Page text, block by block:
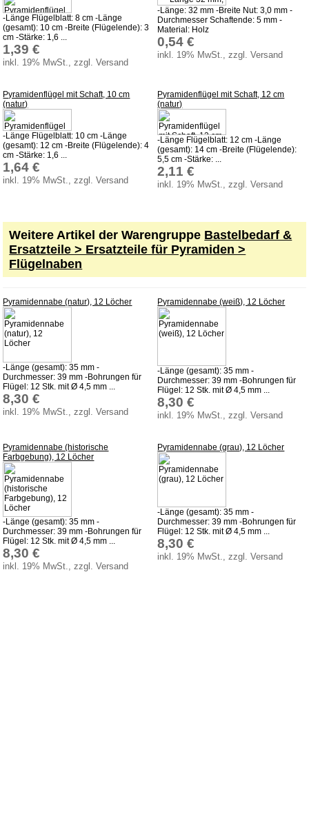
-Länge Flügelblatt: 8 cm -Länge
(gesamt): 10 cm -Breite (Flügelende): 3
cm -Stärke: 1,6 ...
1,39 €
inkl. 19% MwSt., zzgl. Versand
-Länge: 32 mm -Breite Nut: 3,0 mm -
Durchmesser Schaftende: 5 mm -
Material: Holz
0,54 €
inkl. 19% MwSt., zzgl. Versand
Pyramidenflügel mit Schaft, 10 cm
(natur)
-Länge Flügelblatt: 10 cm -Länge
(gesamt): 12 cm -Breite (Flügelende): 4
cm -Stärke: 1,6 ...
1,64 €
inkl. 19% MwSt., zzgl. Versand
Pyramidenflügel mit Schaft, 12 cm
(natur)
-Länge Flügelblatt: 12 cm -Länge
(gesamt): 14 cm -Breite (Flügelende):
5,5 cm -Stärke: ...
2,11 €
inkl. 19% MwSt., zzgl. Versand
Weitere Artikel der Warengruppe Bastelbedarf &
Ersatzteile > Ersatzteile für Pyramiden >
Flügelnaben
Pyramidennabe (natur), 12 Löcher
-Länge (gesamt): 35 mm -
Durchmesser: 39 mm -Bohrungen für
Flügel: 12 Stk. mit Ø 4,5 mm ...
8,30 €
inkl. 19% MwSt., zzgl. Versand
Pyramidennabe (weiß), 12 Löcher
-Länge (gesamt): 35 mm -
Durchmesser: 39 mm -Bohrungen für
Flügel: 12 Stk. mit Ø 4,5 mm ...
8,30 €
inkl. 19% MwSt., zzgl. Versand
Pyramidennabe (historische
Farbgebung), 12 Löcher
-Länge (gesamt): 35 mm -
Durchmesser: 39 mm -Bohrungen für
Flügel: 12 Stk. mit Ø 4,5 mm ...
8,30 €
inkl. 19% MwSt., zzgl. Versand
Pyramidennabe (grau), 12 Löcher
-Länge (gesamt): 35 mm -
Durchmesser: 39 mm -Bohrungen für
Flügel: 12 Stk. mit Ø 4,5 mm ...
8,30 €
inkl. 19% MwSt., zzgl. Versand